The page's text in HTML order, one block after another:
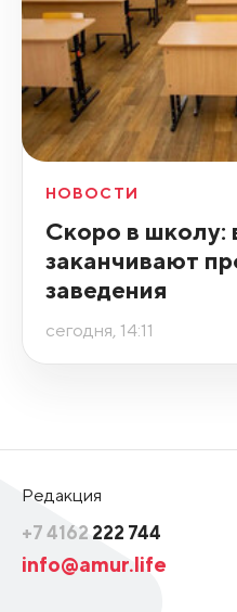
НОВОСТИ
Скоро в школу:
заканчивают
заведения
сегодня, 14:11
Редакция
+7 4162 222 744
info@amur.life